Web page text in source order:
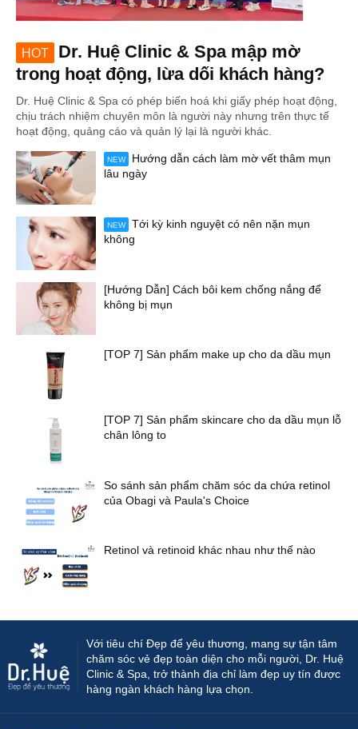
HOT
Dr. Huệ Clinic & Spa mập mờ
trong hoạt động, lừa dối khách hàng?
Dr. Huệ Clinic & Spa có phép biến hoá khi giấy phép hoạt động,
chịu trách nhiệm chuyên môn là người này nhưng trên thực tế
hoạt động, quảng cáo và quản lý lại là người khác.
NEW
Hướng dẫn cách làm mờ vết thâm mụn
lâu ngày
NEW
Tới kỳ kinh nguyệt có nên nặn mụn
không
[Hướng Dẫn] Cách bôi kem chống nắng để
không bị mụn
[TOP 7] Sản phẩm make up cho da dầu mụn
[TOP 7] Sản phẩm skincare cho da dầu mụn lỗ
chân lông to
So sánh sản phẩm chăm sóc da chứa retinol
của Obagi và Paula's Choice
Retinol và retinoid khác nhau như thế nào
Với tiêu chí Đẹp để yêu thương, mang sự tận tâm
chăm sóc vẻ đẹp toàn diện cho mỗi người, Dr. Huệ
Clinic & Spa, trở thành địa chỉ làm đẹp uy tín được
hàng ngàn khách hàng lựa chọn.